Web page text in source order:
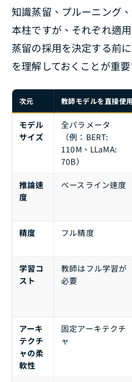
知識蒸留、プルーニング
本柱ですが、それぞれ適
蒸留の採用を決定する前
を理解しておくことが重要
次元 教師モデルを直接使用
モデル
サイズ
全パラメータ
（例：BERT:
110M、LLaMA:
70B）
推論速
度
ベースライン速度
精度
フル精度
学習コ
スト
教師はフル学習が
必要
アーキ
テクチ
ャの柔
軟性
固定アーキテクチ
ャ